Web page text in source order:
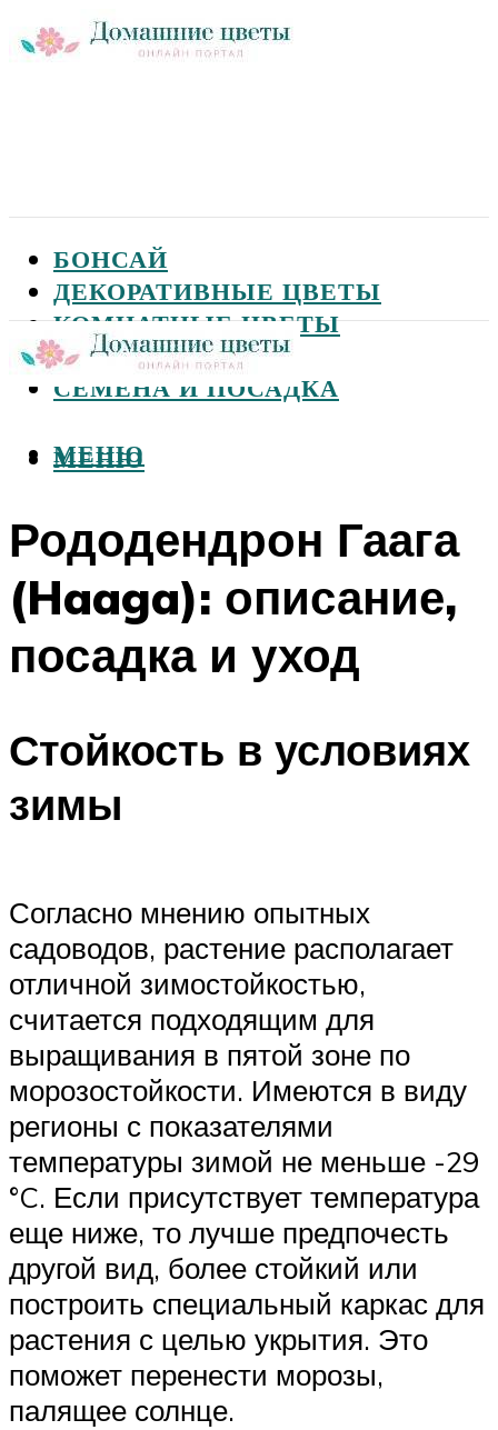
БОНСАЙ
ДЕКОРАТИВНЫЕ ЦВЕТЫ
КОМНАТНЫЕ ЦВЕТЫ
САДОВЫЕ ЦВЕТЫ
СЕМЕНА И ПОСАДКА
МЕНЮ
МЕНЮ
Рододендрон Гаага
(Haaga): описание,
посадка и уход
Стойкость в условиях
зимы
Согласно мнению опытных
садоводов, растение располагает
отличной зимостойкостью,
считается подходящим для
выращивания в пятой зоне по
морозостойкости. Имеются в виду
регионы с показателями
температуры зимой не меньше -29
°C. Если присутствует температура
еще ниже, то лучше предпочесть
другой вид, более стойкий или
построить специальный каркас для
растения с целью укрытия. Это
поможет перенести морозы,
палящее солнце.